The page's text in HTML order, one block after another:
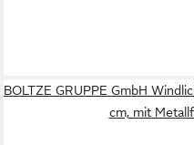
BOLTZE GRUPPE GmbH
cm, mit